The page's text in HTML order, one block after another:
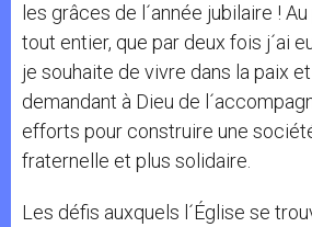
les grâces de l´année jubilaire !
tout entier, que par deux fois j´ai
je souhaite de vivre dans la paix
demandant à Dieu de
efforts pour construire une
fraternelle et plus solidaire.
Les défis auxquels l´Église se